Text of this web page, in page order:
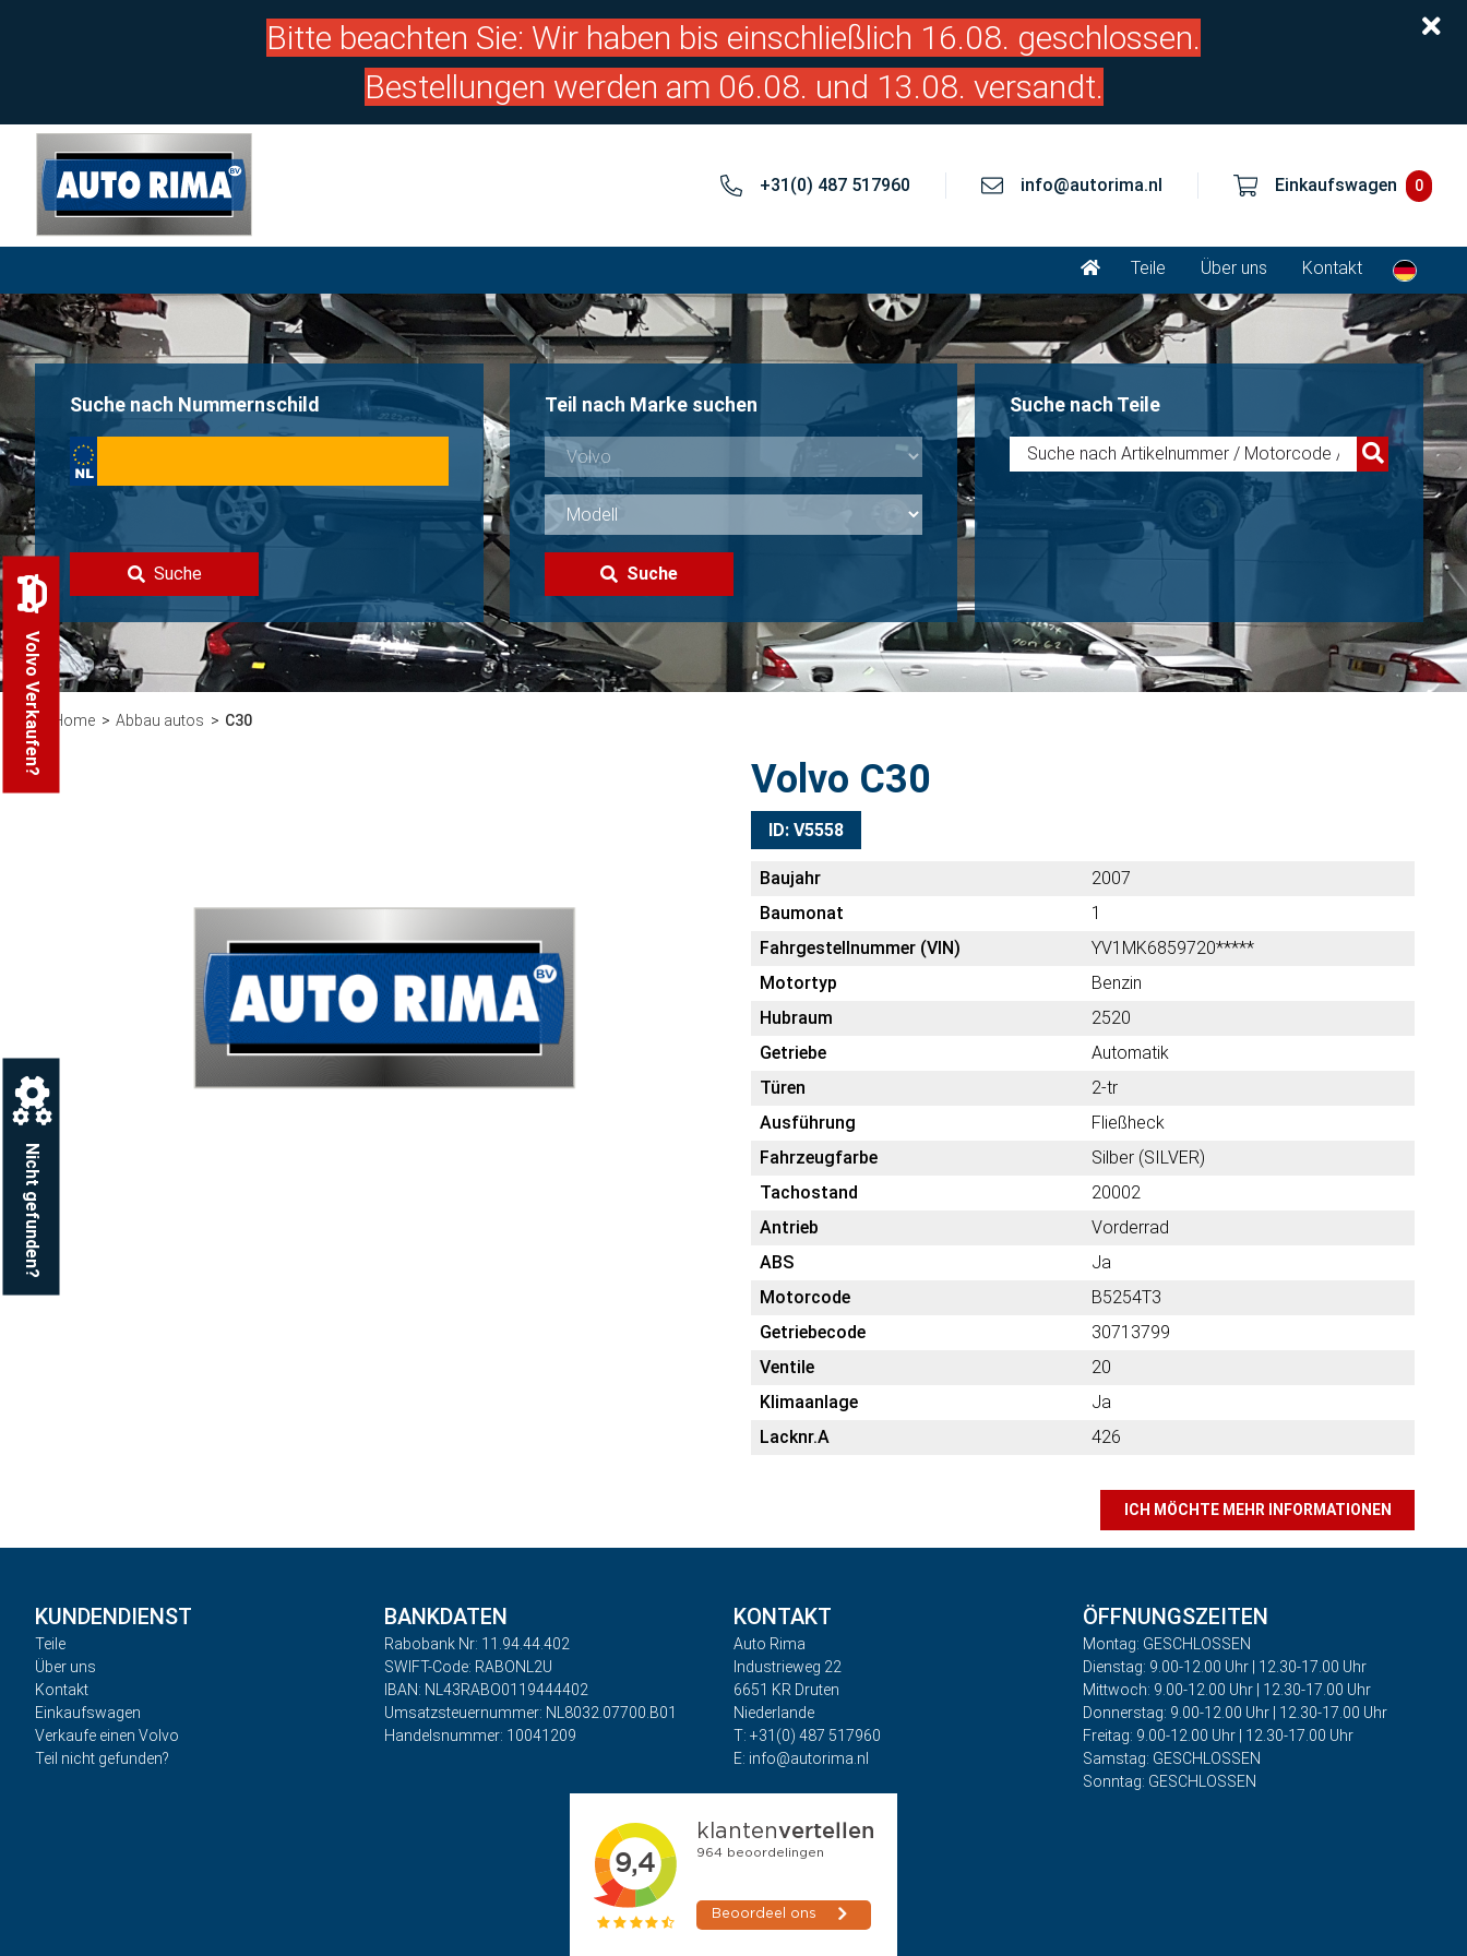
Bitte beachten Sie: Wir haben bis einschließlich 16.08. geschlossen.
Bestellungen werden am 06.08. und 13.08. versandt.
+31(0) 487 517960 info@autorima.nl Einkaufswagen 0
Teile Über uns Kontakt
Suche nach Nummernschild
Suche
Teil nach Marke suchen
Suche
Suche nach Teile
Home Abbau autos C30
Volvo C30
ID: V5558
Baujahr
2007
Baumonat
1
Fahrgestellnummer (VIN)
YV1MK6859720*****
Motortyp
Benzin
Hubraum
2520
Getriebe
Automatik
Türen
2-tr
Ausführung
Fließheck
Fahrzeugfarbe
Silber (SILVER)
Tachostand
20002
Antrieb
Vorderrad
ABS
Ja
Motorcode
B5254T3
Getriebecode
30713799
Ventile
20
Klimaanlage
Ja
Lacknr.A
426
ICH MÖCHTE MEHR INFORMATIONEN
KUNDENDIENST
Teile
Über uns
Kontakt
Einkaufswagen
Verkaufe einen Volvo
Teil nicht gefunden?
BANKDATEN
Rabobank Nr: 11.94.44.402
SWIFT-Code: RABONL2U
IBAN: NL43RABO0119444402
Umsatzsteuernummer: NL8032.07700.B01
Handelsnummer: 10041209
KONTAKT
Auto Rima
Industrieweg 22
6651 KR Druten
Niederlande
T: +31(0) 487 517960
E: info@autorima.nl
ÖFFNUNGSZEITEN
Montag: GESCHLOSSEN
Dienstag: 9.00-12.00 Uhr | 12.30-17.00 Uhr
Mittwoch: 9.00-12.00 Uhr | 12.30-17.00 Uhr
Donnerstag: 9.00-12.00 Uhr | 12.30-17.00 Uhr
Freitag: 9.00-12.00 Uhr | 12.30-17.00 Uhr
Samstag: GESCHLOSSEN
Sonntag: GESCHLOSSEN
Volvo Verkaufen?
Nicht gefunden?